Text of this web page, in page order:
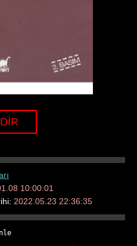
10:00:01
2022.05.23 22:36:35